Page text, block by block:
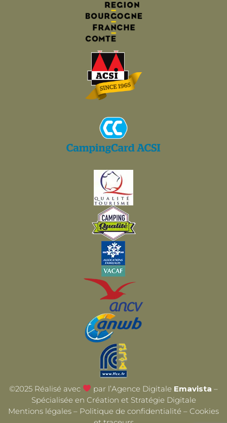
©2025 Réalisé avec par l’Agence Digitale Emavista –
Spécialisée en Création et Stratégie Digitale
Mentions légales – Politique de confidentialité – Cookies